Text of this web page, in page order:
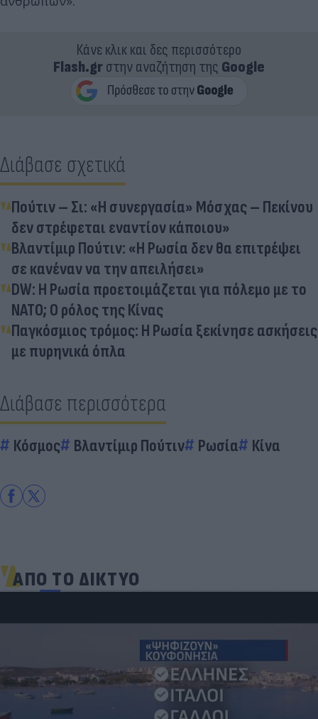
Κάνε κλικ και δες περισσότερο
Flash.grστην αναζήτηση της Google
Διάβασε σχετικά
Πούτιν – Σι: «Η συνεργασία» Μόσχας – Πεκίνου
δεν στρέφεται εναντίον κάποιου»
Βλαντίμιρ Πούτιν: «Η Ρωσία δεν θα επιτρέψει
σε κανέναν να την απειλήσει»
DW: Η Ρωσία προετοιμάζεται για πόλεμο με το
ΝΑΤΟ; Ο ρόλος της Κίνας
Παγκόσμιος τρόμος: Η Ρωσία ξεκίνησε ασκήσεις
με πυρηνικά όπλα
Διάβασε περισσότερα
Κόσμος Βλαντίμιρ Πούτιν Ρωσία Κίνα
ΑΠΟ ΤΟ ΔΙΚΤΥΟ